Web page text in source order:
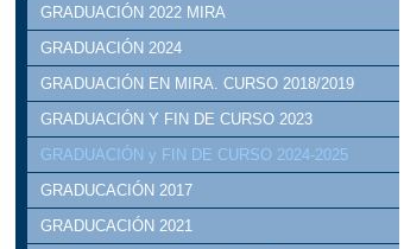
GRADUACIÓN 2022 MIRA
GRADUACIÓN 2024
GRADUACIÓN EN MIRA. CURSO 2018/2019
GRADUACIÓN Y FIN DE CURSO 2023
GRADUACIÓN y FIN DE CURSO 2024-2025
GRADUCACIÓN 2017
GRADUCACIÓN 2021